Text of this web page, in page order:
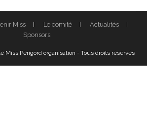
Miss Le comité
Actualités
Sponsors
Miss Périgord organisation - Tous droits réservés